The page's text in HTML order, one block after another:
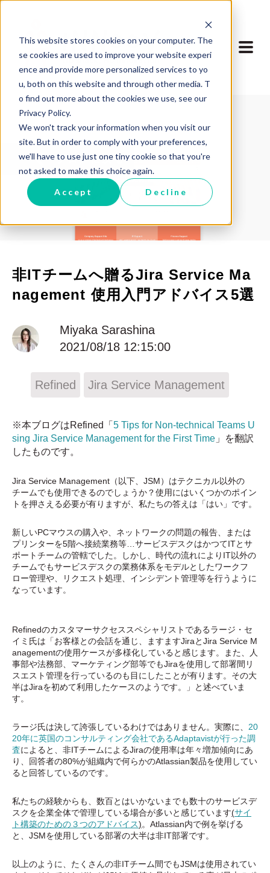
This website stores cookies on your computer. The
se cookies are used to improve your website experi
ence and provide more personalized services to yo
u, both on this website and through other media. T
o find out more about the cookies we use, see our
Privacy Policy.
We won't track your information when you visit our
site. But in order to comply with your preferences,
we'll have to use just one tiny cookie so that you're
not asked to make this choice again.
Accept Decline
ブログに戻る
非ITチームへ贈るJira Service Ma
nagement 使用入門アドバイス5選
Miyaka Sarashina
2021/08/18 12:15:00
Refined Jira Service Management
※本ブログはRefined「 5 Tips for Non-technical Teams U
sing Jira Service Management for the First Time 」を翻訳
したものです。
Jira Service Management（以下、JSM）はテクニカル以外の
チームでも使用できるのでしょうか？使用にはいくつかのポイン
トを押さえる必要が有りますが、私たちの答えは「はい」です。
新しいPCマウスの購入や、ネットワークの問題の報告、または
プリンターを5階へ接続業務等…サービスデスクはかつてITとサ
ポートチームの管轄でした。しかし、時代の流れによりIT以外の
チームでもサービスデスクの業務体系をモデルとしたワークフ
ロー管理や、リクエスト処理、インシデント管理等を行うように
なっています。
Refinedのカスタマーサクセススペシャリストであるラージ・セ
イミ氏は「お客様との会話を通じ、ますますJiraとJira Service M
anagementの使用ケースが多様化していると感じます。また、人
事部や法務部、マーケティング部等でもJiraを使用して部署間リ
スエスト管理を行っているのも目にしたことが有ります。その大
半はJiraを初めて利用したケースのようです。」と述べていま
す。
ラージ氏は決して誇張しているわけではありません。実際に、 20
20年に英国のコンサルティング会社であるAdaptavistが行った調
査によると、非ITチームによるJiraの使用率は年々増加傾向にあ
り、回答者の80%が組織内で何らかのAtlassian製品を使用してい
ると回答しているのです。
私たちの経験からも、 数百とはいかないまでも数十のサービスデ
スクを企業全体で管理している場合が多いと感じています(サイ
ト構築のための３つのアドバイス)。Atlassian内で例を挙げる
と、JSMを使用している部署の大半は非IT部署です。
以上のように、たくさんの非ITチーム間でもJSMは使用されてい